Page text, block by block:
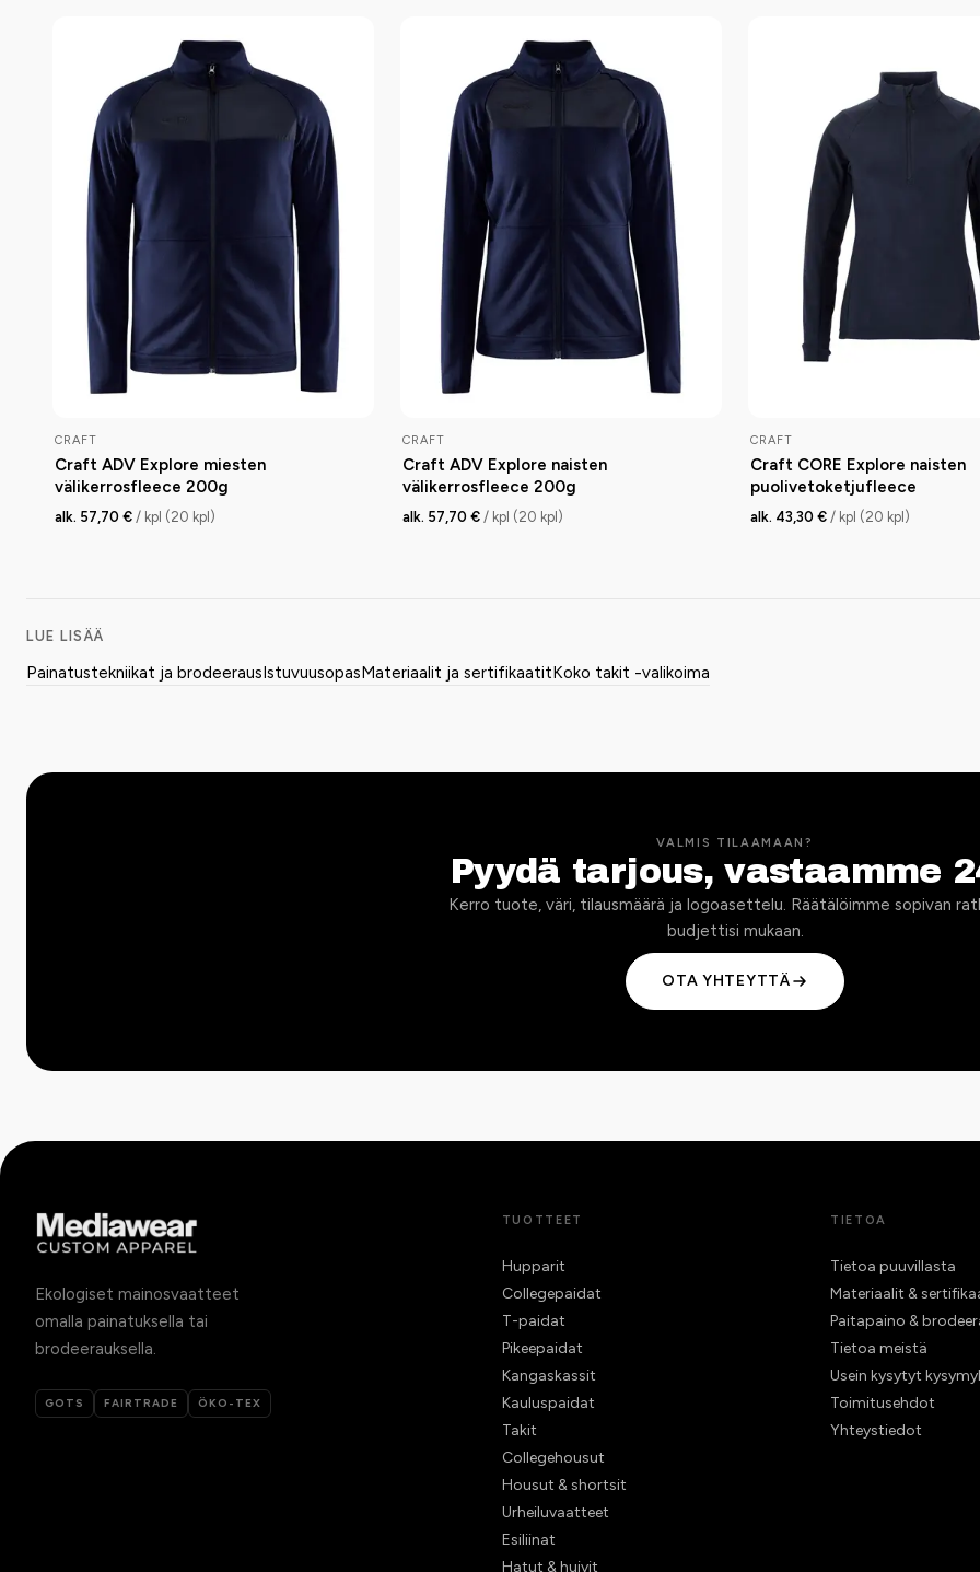
CRAFT
Craft ADV Explore miesten
välikerrosfleece 200g
alk. 57,70 € / kpl (20 kpl)
CRAFT
Craft ADV Explore naisten
välikerrosfleece 200g
alk. 57,70 € / kpl (20 kpl)
CRAFT
Craft CORE Explore naisten
puolivetoketjufleece
alk. 43,30 € / kpl (20 kpl)
LUE LISÄÄ
Painatustekniikat ja brodeerausIstuvuusopasMateriaalit ja sertifikaatitKoko takit -valikoima
VALMIS TILAAMAAN?
Pyydä tarjous, vastaamme
Kerro tuote, väri, tilausmäärä ja logoasettelu. Räätälöimme sopivan
budjettisi mukaan.
OTA YHTEYTTÄ
Ekologiset mainosvaatteet
omalla painatuksella tai
brodeerauksella.
GOTS FAIRTRADE ÖKO-TEX
TUOTTEET
Hupparit
Collegepaidat
T-paidat
Pikeepaidat
Kangaskassit
Kauluspaidat
Takit
Collegehousut
Housut & shortsit
Urheiluvaatteet
Esiliinat
Hatut & huivit
TIETOA
Tietoa puuvillasta
Materiaalit &
Paitapaino &
Tietoa meistä
Usein kysytyt
Toimitusehdot
Yhteystiedot